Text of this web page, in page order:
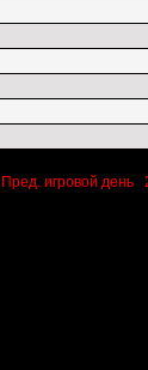
игровой день